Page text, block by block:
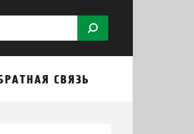
СВЯЗЬ